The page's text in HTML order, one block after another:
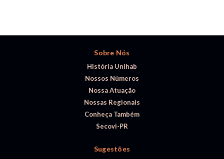
Sobre Nós
História Unihab
Nossos Números
Nossa Atuação
Nossas Regionais
Conheça Também
Secovi-PR
Sugestões